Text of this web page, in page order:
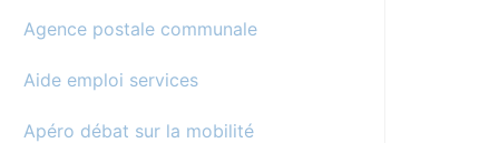
Agence postale communale
Aide emploi services
Apéro débat sur la mobilité